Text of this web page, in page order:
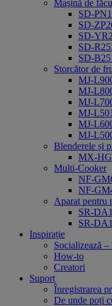
Maşină de
SD-
SD-
SD-
SD-
SD-
Storcător de
MJ-
MJ-
MJ-
MJ-L501
MJ-
MJ-
Blenderele și
MX-
Multi-Cooker
NF-
NF-
Aparat pentru
SR-
SR-
Inspirație
Socializează
How-to
Creatori
Suport
Înregistrarea
De unde poți